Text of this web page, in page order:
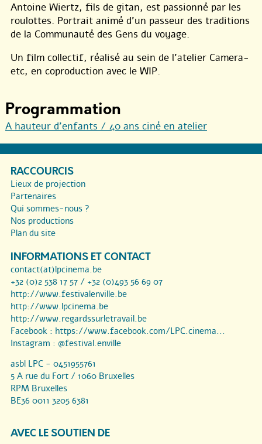
Antoine Wiertz, fils de gitan, est passionné par les
roulottes. Portrait animé d’un passeur des traditions
de la Communauté des Gens du voyage.
Un film collectif, réalisé au sein de l’atelier Camera-
etc, en coproduction avec le WIP.
Programmation
A hauteur d’enfants / 40 ans ciné en atelier
RACCOURCIS
Lieux de projection
Partenaires
Qui sommes-nous ?
Nos productions
Plan du site
INFORMATIONS ET CONTACT
contact(at)lpcinema.be
+32 (0)2 538 17 57 / +32 (0)493 56 69 07
http://www.festivalenville.be
http://www.lpcinema.be
http://www.regardssurletravail.be
Facebook : https://www.facebook.com/LPC.cinema...
Instagram : @festival.enville
asbl LPC - 0451955761
5 A rue du Fort / 1060 Bruxelles
RPM Bruxelles
BE36 0011 3205 6381
AVEC LE SOUTIEN DE